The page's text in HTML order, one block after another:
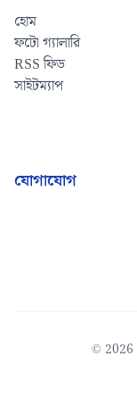
হোম
ফটো গ্যালারি
RSS ফিড
সাইটম্যাপ
যোগাযোগ
© 2026